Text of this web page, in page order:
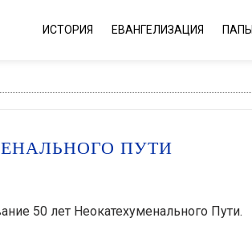
ИСТОРИЯ ЕВАНГЕЛИЗАЦИЯ ПАПЫ
ПУТИ
50 лет Неокатехуменального Пути.